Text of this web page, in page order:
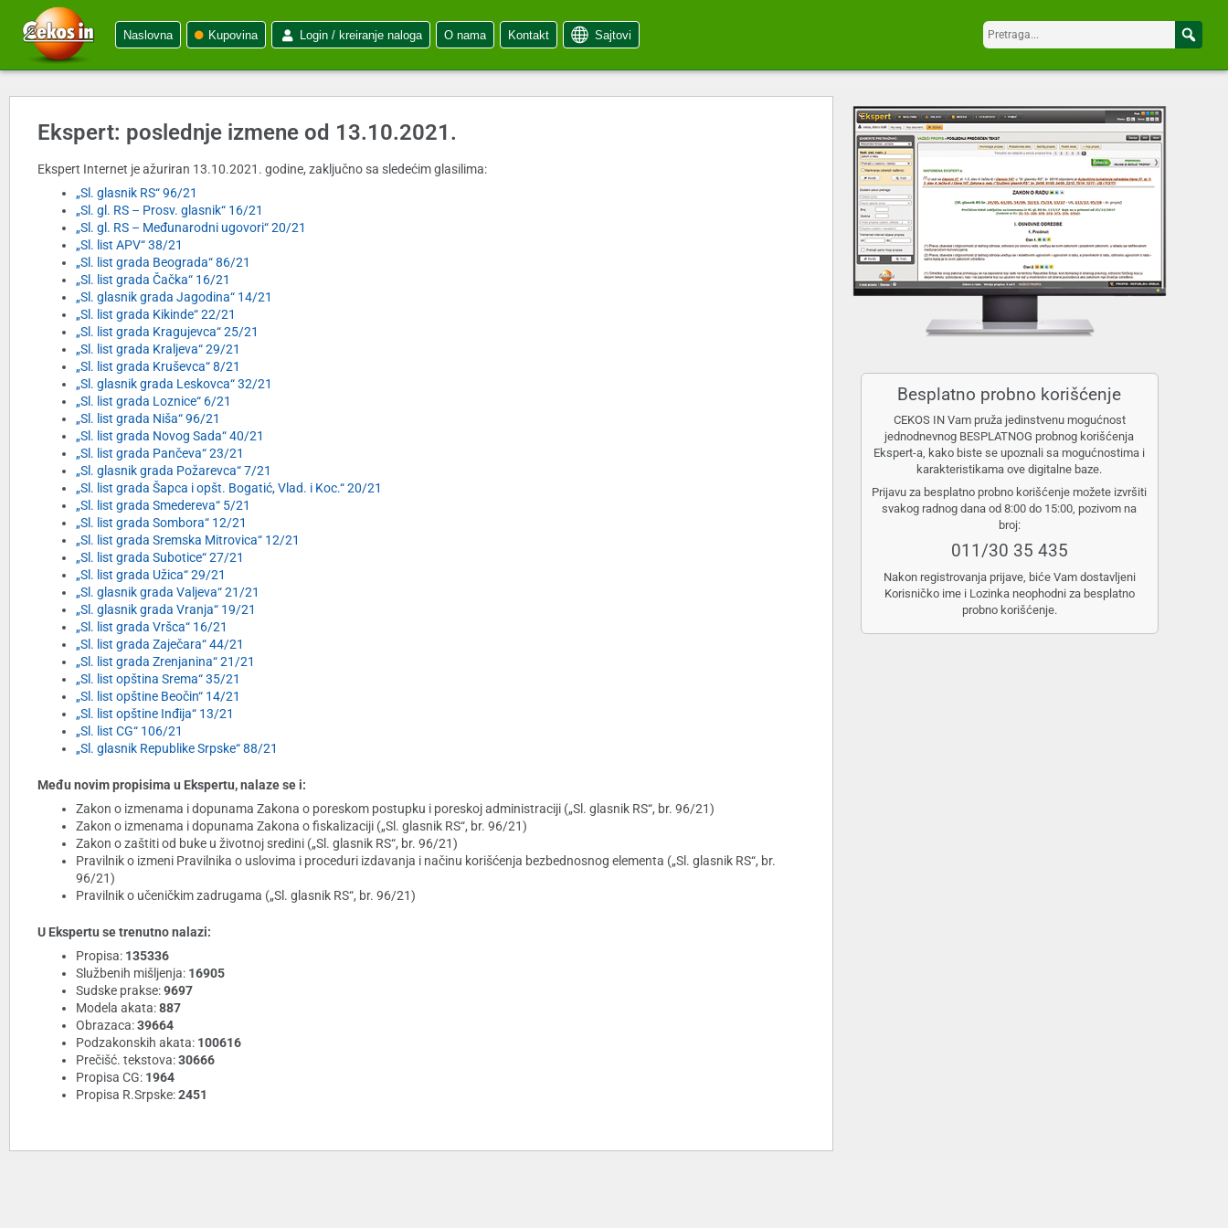
Naslovna Kupovina Login / kreiranje naloga O nama Kontakt Sajtovi
Ekspert: poslednje izmene od 13.10.2021.
Ekspert Internet je ažuriran 13.10.2021. godine, zaključno sa sledećim glasilima:
„Sl. glasnik RS“ 96/21
„Sl. gl. RS – Prosv. glasnik“ 16/21
„Sl. gl. RS – Međunarodni ugovori“ 20/21
„Sl. list APV“ 38/21
„Sl. list grada Beograda“ 86/21
„Sl. list grada Čačka“ 16/21
„Sl. glasnik grada Jagodina“ 14/21
„Sl. list grada Kikinde“ 22/21
„Sl. list grada Kragujevca“ 25/21
„Sl. list grada Kraljeva“ 29/21
„Sl. list grada Kruševca“ 8/21
„Sl. glasnik grada Leskovca“ 32/21
„Sl. list grada Loznice“ 6/21
„Sl. list grada Niša“ 96/21
„Sl. list grada Novog Sada“ 40/21
„Sl. list grada Pančeva“ 23/21
„Sl. glasnik grada Požarevca“ 7/21
„Sl. list grada Šapca i opšt. Bogatić, Vlad. i Koc.“ 20/21
„Sl. list grada Smedereva“ 5/21
„Sl. list grada Sombora“ 12/21
„Sl. list grada Sremska Mitrovica“ 12/21
„Sl. list grada Subotice“ 27/21
„Sl. list grada Užica“ 29/21
„Sl. glasnik grada Valjeva“ 21/21
„Sl. glasnik grada Vranja“ 19/21
„Sl. list grada Vršca“ 16/21
„Sl. list grada Zaječara“ 44/21
„Sl. list grada Zrenjanina“ 21/21
„Sl. list opština Srema“ 35/21
„Sl. list opštine Beočin“ 14/21
„Sl. list opštine Inđija“ 13/21
„Sl. list CG“ 106/21
„Sl. glasnik Republike Srpske“ 88/21
Među novim propisima u Ekspertu, nalaze se i:
Zakon o izmenama i dopunama Zakona o poreskom postupku i poreskoj administraciji („Sl. glasnik RS“, br. 96/21)
Zakon o izmenama i dopunama Zakona o fiskalizaciji („Sl. glasnik RS“, br. 96/21)
Zakon o zaštiti od buke u životnoj sredini („Sl. glasnik RS“, br. 96/21)
Pravilnik o izmeni Pravilnika o uslovima i proceduri izdavanja i načinu korišćenja bezbednosnog elementa („Sl. glasnik RS“, br.
96/21)
Pravilnik o učeničkim zadrugama („Sl. glasnik RS“, br. 96/21)
U Ekspertu se trenutno nalazi:
Propisa: 135336
Službenih mišljenja: 16905
Sudske prakse:9697
Modela akata:887
Obrazaca:39664
Podzakonskih akata: 100616
Prečišć. tekstova:30666
Propisa CG: 1964
Propisa R.Srpske:2451
Besplatno probno korišćenje
CEKOS IN Vam pruža jedinstvenu mogućnost
jednodnevnog BESPLATNOG probnog korišćenja
Ekspert-a, kako biste se upoznali sa mogućnostima i
karakteristikama ove digitalne baze.
Prijavu za besplatno probno korišćenje možete izvršiti
svakog radnog dana od 8:00 do 15:00, pozivom na
broj:
011/30 35 435
Nakon registrovanja prijave, biće Vam dostavljeni
Korisničko ime i Lozinka neophodni za besplatno
probno korišćenje.